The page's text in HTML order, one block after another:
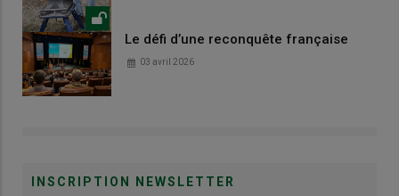
Le défi d’une reconquête française
03 avril 2026
INSCRIPTION NEWSLETTER